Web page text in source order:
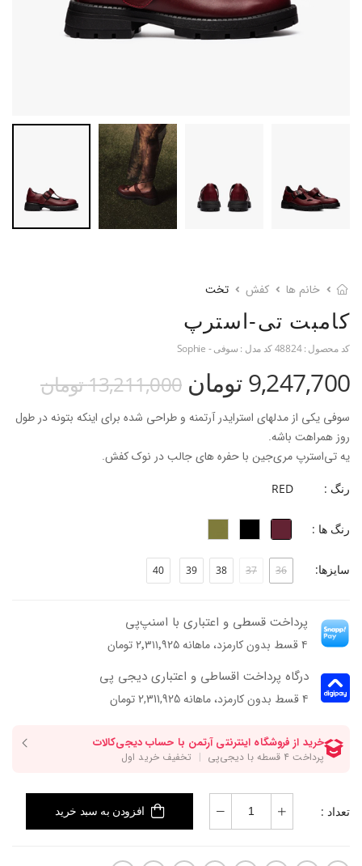
خانم ها کفش تخت
کامبت تی-استرپ
کد محصول :48824کد مدل : سوفی - Sophie
9,247,700 تومان 13,211,000 تومان
سوفی یکی از مدلهای استرایدر آرتمنه و طراحی شده برای اینکه بتونه در طول
روز همراهت باشه.
یه تی‌استرپ مری‌جین با حفره های جالب در نوک کفش.
...
- نام محصول: سوفی
- جنس رویه: چرم گاوی ناپا
- جنس آستر: چرم بزی
- مری‌جین با بند قابل تنظیم
- پشتی بلند فوم‌دار
- فرم قالب: جلو گرد بوکسی با پنجه‌ی متوسط
- پاخور: سایز همیشگی خود را انتخاب کنید.
رنگ : RED
رنگ ها :
سایزها: 36
37
38
39
40
پرداخت قسطی و اعتباری با اسنپ‌پی
۴ قسط بدون کارمزد، ماهانه ۲٬۳۱۱٬۹۲۵ تومان
درگاه پرداخت اقساطی و اعتباری دیجی پی
۴ قسط بدون کارمزد، ماهانه 2,311,925 تومان
تعداد : افزودن به سبد خرید